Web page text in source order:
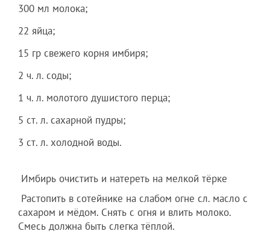
300 мл молока;
22 яйца;
15 гр свежего корня имбиря;
2 ч. л. соды;
1 ч. л. молотого душистого перца;
5 ст. л. сахарной пудры;
3 ст. л. холодной воды.
Имбирь очистить и натереть на мелкой тёрке
Растопить в сотейнике на слабом огне сл. масло с
сахаром и мёдом. Снять с огня и влить молоко.
Смесь должна быть слегка тёплой.